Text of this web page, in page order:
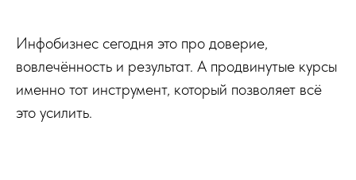
Инфобизнес сегодня это про доверие,
вовлечённость и результат. А продвинутые курсы
именно тот инструмент, который позволяет всё
это усилить.